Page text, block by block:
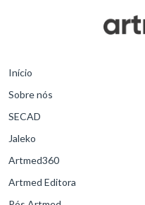
Início
Sobre nós
SECAD
Jaleko
Artmed360
Artmed Editora